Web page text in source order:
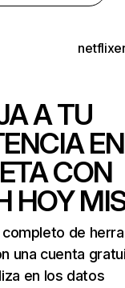
A TU
CON
HOY
de
una cuenta
en los datos